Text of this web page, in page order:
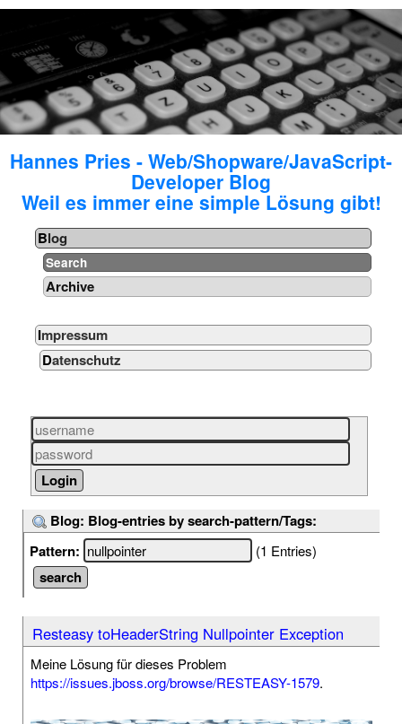
Hannes Pries - Web/Shopware/JavaScript-
Developer Blog
Weil es immer eine simple Lösung gibt!
Blog
Search
Archive
Impressum
Datenschutz
Blog: Blog-entries by search-pattern/Tags:
Pattern:
(1 Entries)
Resteasy toHeaderString Nullpointer Exception
Meine Lösung für dieses Problem
https://issues.jboss.org/browse/RESTEASY-1579.